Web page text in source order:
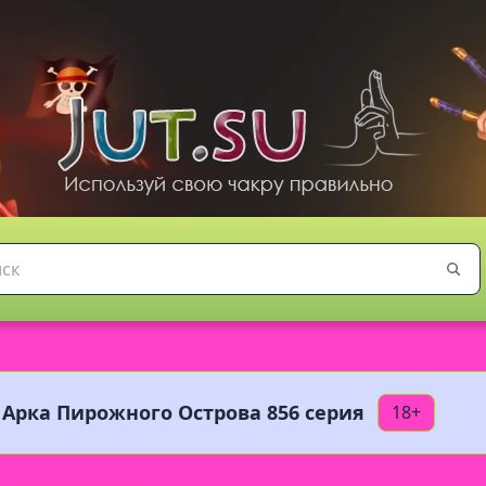
Пирожного Острова 856 серия 18+